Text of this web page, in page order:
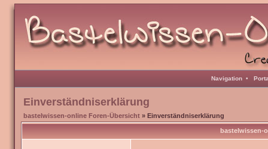
Navigation •
Einverständniserklärung
bastelwissen-online Foren-Übersicht » Einverständniserklärung
bastelwissen-